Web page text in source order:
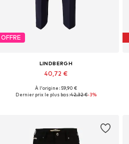
OFFRE
LINDBERGH
40,72 €
Tailles disponibles: 46, 48-50, 50-52
À l'origine : 59,90 €
Dernier prix le plus bas :42,32 €-3%